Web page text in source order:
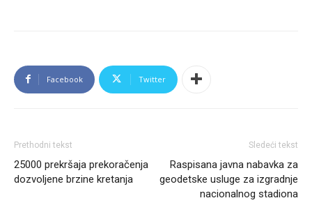
Facebook Twitter
Prethodni tekst
25000 prekršaja prekoračenja
dozvoljene brzine kretanja
Sledeći tekst
Raspisana javna nabavka za
geodetske usluge za izgradnje
nacionalnog stadiona